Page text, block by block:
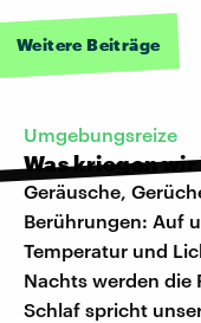
Weitere Beiträge
Umgebungsreize
Was kriegen
Geräusche,
Berührungen: Auf
Temperatur und
Nachts werden die
Schlaf spricht